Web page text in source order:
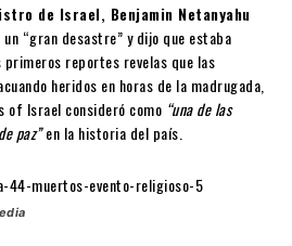
de Israel, Benjamin Netanyahu
“gran desastre” y dijo que estaba
reportes revelas que las
heridos en horas de la madrugada,
of Israel consideró como “una de las
paz”en la historia del país.